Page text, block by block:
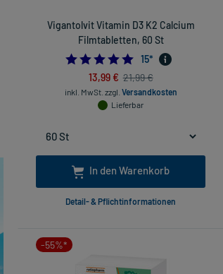
Vigantolvit Vitamin D3 K2 Calcium
Filmtabletten, 60 St
4.866666666666666
15*
13,99 € 21,99 €
inkl. MwSt. zzgl. Versandkosten
Lieferbar
In den Warenkorb
Detail- & Pflichtinformationen
-55%*